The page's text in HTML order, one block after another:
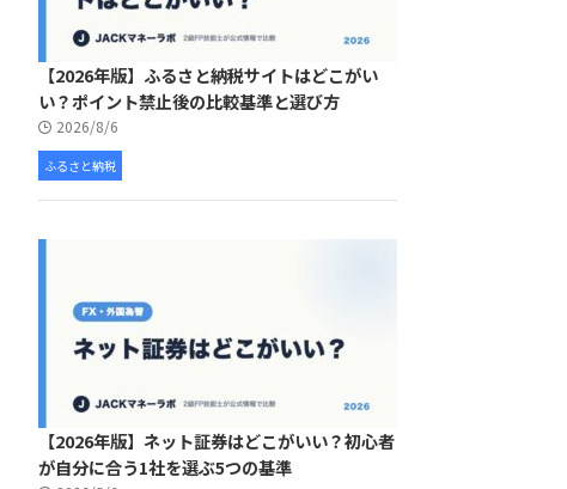
【2026年版】ふるさと納税サイトはどこがい
い？ポイント禁止後の比較基準と選び方
2026/8/6
ふるさと納税
【2026年版】ネット証券はどこがいい？初心者
が自分に合う1社を選ぶ5つの基準